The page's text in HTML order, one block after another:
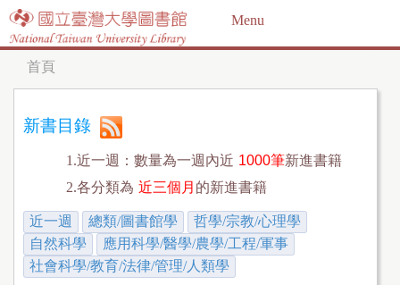
Jump to navigation
Menu
您
在
首頁
新書目錄
1.近一週：數量為一週內近 1000筆新進書籍
2.各分類為 近三個月 的新進書籍
近一週 總類/圖書館學
哲學/宗教/心理學
自然科學
應用科學/醫學/農學/工程/軍事
社會科學/教育/法律/管理/人類學